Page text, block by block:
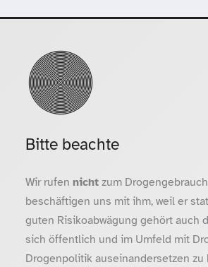
Bitte beachte
Wir rufen nichtzum
beschäftigen uns mit ihm, weil er
guten Risikoabwägung gehört auch
sich öffentlich und im Umfeld mit
Drogenpolitik auseinandersetzen zu